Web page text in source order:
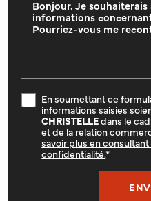
En soumettant ce
informations saisies
CHRISTELLEdans le
et de la relation
savoir plus en
confidentialité.*